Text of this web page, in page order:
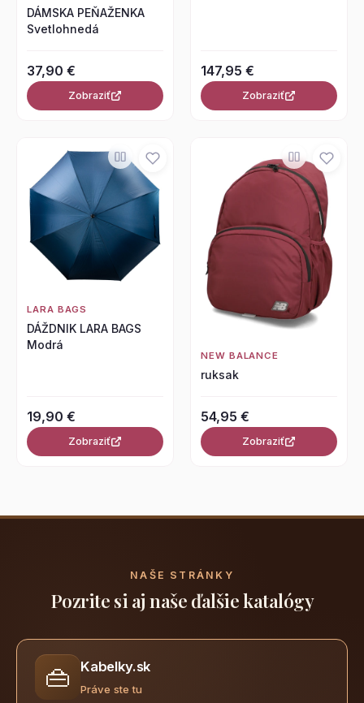
DÁMSKA PEŇAŽENKA
Svetlohnedá
37,90 €
Zobraziť
147,95 €
Zobraziť
LARA BAGS
DÁŽDNIK LARA BAGS
Modrá
19,90 €
Zobraziť
NEW BALANCE
ruksak
54,95 €
Zobraziť
NAŠE STRÁNKY
Pozrite si aj naše ďalšie katalógy
👜 Kabelky.sk
Práve ste tu